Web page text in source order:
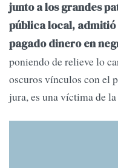
junto a los grandes
pública local,
pagado dinero en
poniendo de relieve lo
oscuros vínculos con el
jura, es una víctima de